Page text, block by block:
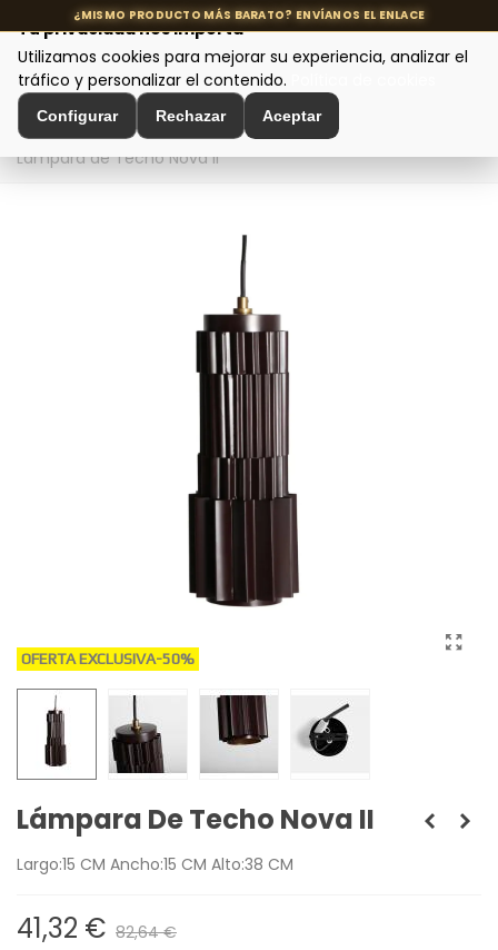
MENÚ
Inicio > Iluminación de Diseño > Lámparas de Techo
Lámpara de Techo Nova II
OFERTA EXCLUSIVA-50%
Lámpara De Techo Nova II
Largo:15 CM Ancho:15 CM Alto:38 CM
41,32 € 82,64 €
Tu privacidad nos importa
Utilizamos cookies para mejorar su experiencia, analizar el
tráfico y personalizar el contenido.
Configurar Rechazar Aceptar